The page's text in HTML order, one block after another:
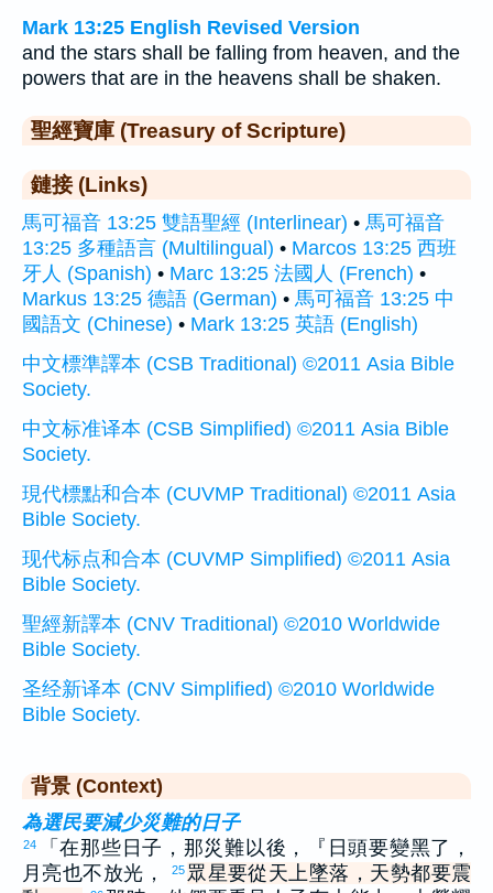
Mark 13:25 English Revised Version
and the stars shall be falling from heaven, and the
powers that are in the heavens shall be shaken.
聖經寶庫 (Treasury of Scripture)
鏈接 (Links)
馬可福音 13:25 雙語聖經 (Interlinear) • 馬可福音
13:25 多種語言 (Multilingual) • Marcos 13:25 西班
牙人 (Spanish) • Marc 13:25 法國人 (French) •
Markus 13:25 德語 (German) • 馬可福音 13:25 中
國語文 (Chinese) • Mark 13:25 英語 (English)
中文標準譯本 (CSB Traditional) ©2011 Asia Bible
Society.
中文标准译本 (CSB Simplified) ©2011 Asia Bible
Society.
現代標點和合本 (CUVMP Traditional) ©2011 Asia
Bible Society.
现代标点和合本 (CUVMP Simplified) ©2011 Asia
Bible Society.
聖經新譯本 (CNV Traditional) ©2010 Worldwide
Bible Society.
圣经新译本 (CNV Simplified) ©2010 Worldwide
Bible Society.
背景 (Context)
為選民要減少災難的日子
24
「在那些日子，那災難以後，『日頭要變黑了，
月亮也不放光，
25 眾星要從天上墜落，天勢都要震